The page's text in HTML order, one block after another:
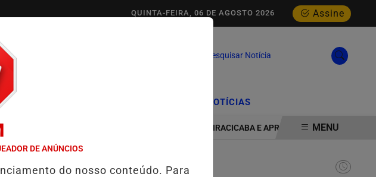
Assine
QUINTA-FEIRA, 06 DE AGOSTO 2026
Pesquisar Notícia
NOTÍCIAS
HYUNDAI MAKER AMPLIA PRESENÇA EM PIRACICABA E APROXIMA ESTUDANTES DAS
MENU
DE ANÚNCIOS
do nosso conteúdo. Para